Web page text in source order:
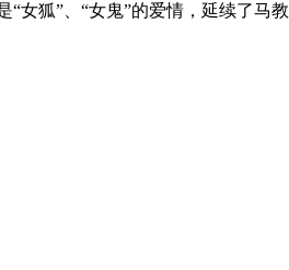
女狐”、“女鬼”的爱情，延续了马